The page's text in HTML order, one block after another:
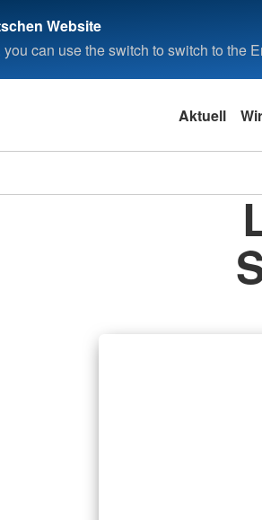
Website
can use the switch to switch to the
Aktuell